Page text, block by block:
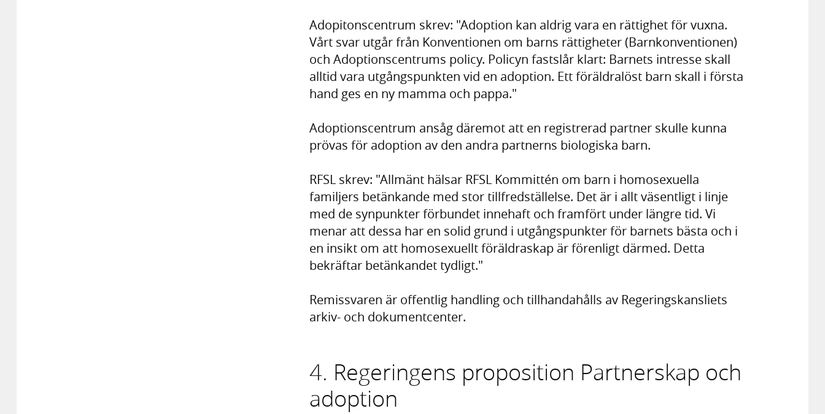
Adopitonscentrum skrev: "Adoption kan aldrig vara en rättighet för vuxna.
Vårt svar utgår från Konventionen om barns rättigheter (Barnkonventionen)
och Adoptionscentrums policy. Policyn fastslår klart: Barnets intresse skall
alltid vara utgångspunkten vid en adoption. Ett föräldralöst barn skall i första
hand ges en ny mamma och pappa."
Adoptionscentrum ansåg däremot att en registrerad partner skulle kunna
prövas för adoption av den andra partnerns biologiska barn.
RFSL skrev: "Allmänt hälsar RFSL Kommittén om barn i homosexuella
familjers betänkande med stor tillfredställelse. Det är i allt väsentligt i linje
med de synpunkter förbundet innehaft och framfört under längre tid. Vi
menar att dessa har en solid grund i utgångspunkter för barnets bästa och i
en insikt om att homosexuellt föräldraskap är förenligt därmed. Detta
bekräftar betänkandet tydligt."
Remissvaren är offentlig handling och tillhandahålls av Regeringskansliets
arkiv- och dokumentcenter.
4. Regeringens proposition Partnerskap och
adoption